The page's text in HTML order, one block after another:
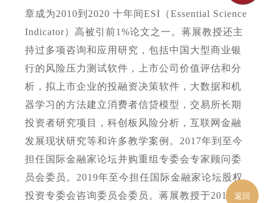
章成为2010到2020 十年间ESI（Essential Science
Indicator）高被引前1%论文之一。蒋展教授还主
持过多项咨询和应用研究，包括中国大型商业银
行的风险压力测试软件，上市公司价值评估和分
析，拟上市企业的投融资决策软件，大数据和机
器学习的方法建立消费者信贷模型，交易所长期
投资者研究项目，科创板风险分析，互联网金融
发展现状研究等和许多教学案例。2017年到至今
担任国际金融家论坛并购重组专委会专家顾问委
员会委员。2019年至今担任国际金融家论坛股权
投资专委会咨询委员会委员。蒋展教授于2017年返回